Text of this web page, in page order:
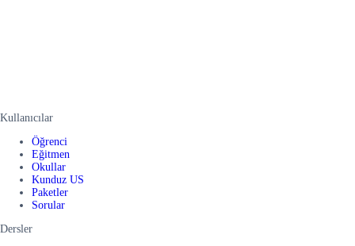
Kullanıcılar
Öğrenci
Eğitmen
Okullar
Kunduz US
Paketler
Sorular
Dersler